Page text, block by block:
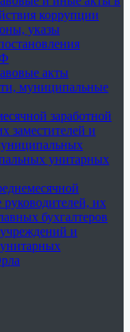
коррупции
указы
акты
муниципальные
заработной
заместителей и
унитарных
руководителей, их
бухгалтеров
и